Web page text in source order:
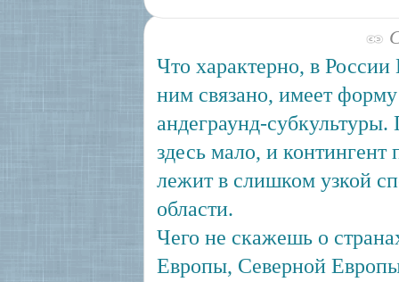
Что характерно, в
ним связано, имеет
андеграунд-
здесь мало, и контингент
лежит в слишком узкой
области.
Чего не скажешь о
Европы, Северной